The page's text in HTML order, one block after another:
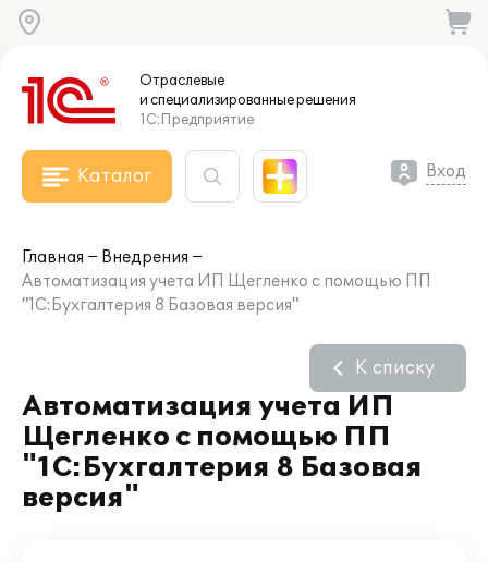
Отраслевые
и специализированныерешения
1С:Предприятие
Каталог Вход
Главная
Внедрения
Автоматизация учета ИП Щегленко с помощью ПП
"1С:Бухгалтерия 8 Базовая версия"
Автоматизация учета ИП
Щегленко с помощью ПП
"1С:Бухгалтерия 8 Базовая
версия"
К списку